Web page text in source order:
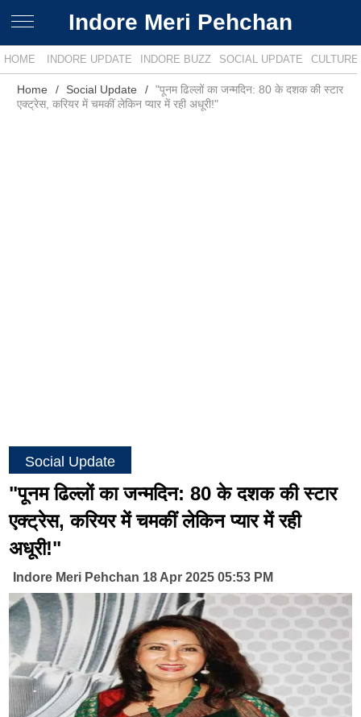
Indore Meri Pehchan
HOME INDORE UPDATE INDORE BUZZ SOCIAL UPDATE
Home Social Update
"पूनम ढिल्लों का जन्मदिन: 80 के दशक की स्टार
एक्ट्रेस, करियर में चमकीं लेकिन प्यार में रही अधूरी!"
Social Update
"पूनम ढिल्लों का जन्मदिन: 80 के दशक की स्टार
एक्ट्रेस, करियर में चमकीं लेकिन प्यार में रही
अधूरी!"
Indore Meri Pehchan 18 Apr 2025 05:53 PM